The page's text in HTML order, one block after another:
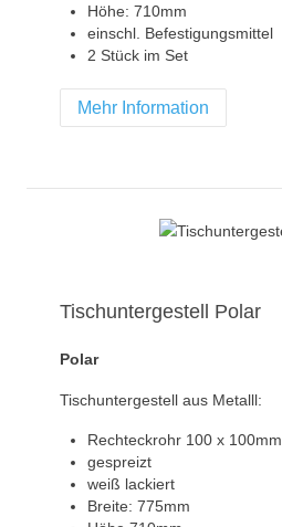
Höhe: 710mm
einschl. Befestigungsmittel
2 Stück im Set
Mehr Information
Tischuntergestell Polar
Polar
Tischuntergestell aus Metalll:
Rechteckrohr 100 x 100mm
gespreizt
weiß lackiert
Breite: 775mm